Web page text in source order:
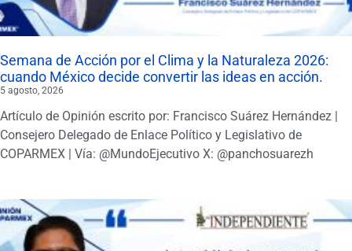
Semana de Acción por el Clima y la Naturaleza 2026:
cuando México decide convertir las ideas en acción.
5 agosto, 2026
Artículo de Opinión escrito por: Francisco Suárez Hernández |
Consejero Delegado de Enlace Político y Legislativo de
COPARMEX | Vía: @MundoEjecutivo X: @panchosuarezh